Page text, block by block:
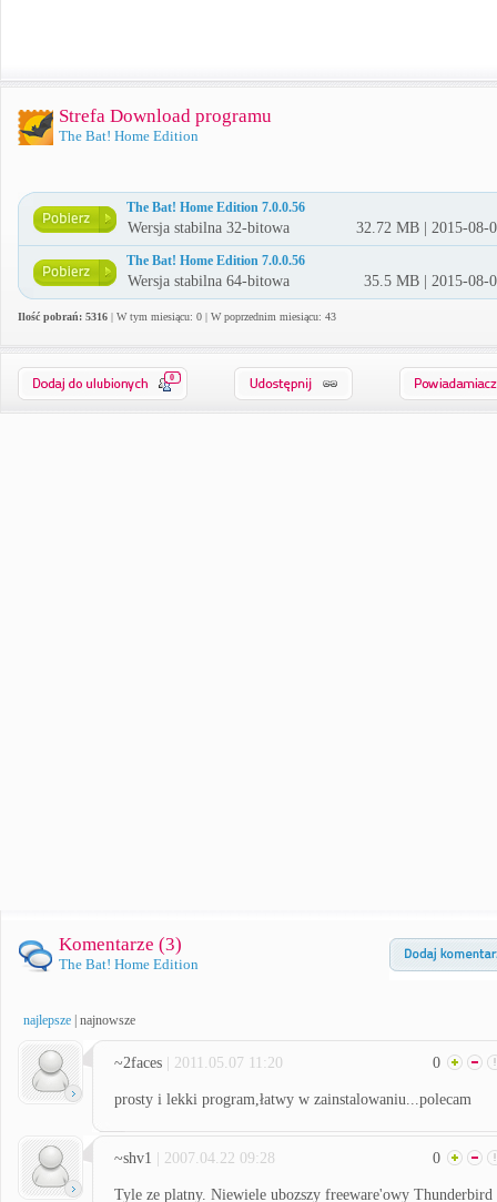
Strefa Download programu
The Bat! Home Edition
The Bat! Home Edition 7.0.0.56
Wersja stabilna 32-bitowa 32.72 MB | 2015-08-
The Bat! Home Edition 7.0.0.56
Wersja stabilna 64-bitowa 35.5 MB | 2015-08-
Ilość pobrań: 5316 | W tym miesiącu: 0 | W poprzednim miesiącu: 43
0
Komentarze (3)
The Bat! Home Edition
najlepsze najnowsze
~2faces | 2011.05.07 11:20 0
prosty i lekki program,łatwy w zainstalowaniu...polecam
~shv1 | 2007.04.22 09:28 0
Tyle ze platny. Niewiele ubozszy freeware'owy Thunderbird